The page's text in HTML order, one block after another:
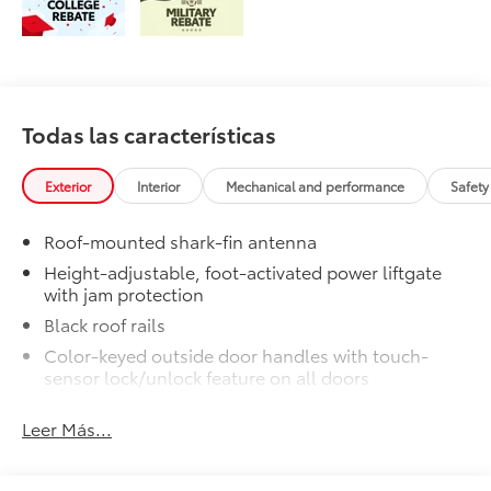
Todas las características
Exterior Interior Mechanical and performance
Roof-mounted shark-fin antenna
Height-adjustable, foot-activated power liftgate
with jam protection
Black roof rails
Color-keyed outside door handles with touch-
sensor lock/unlock feature on all doors
port
Leer Más...